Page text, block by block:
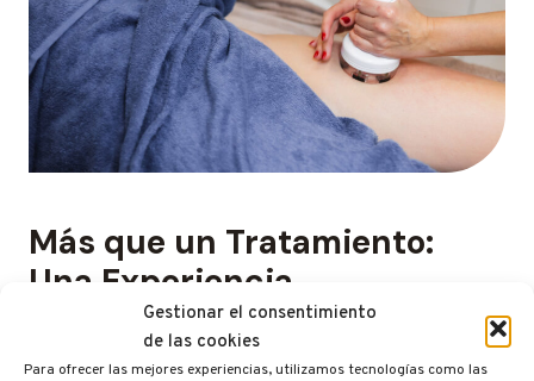
Gestionar el consentimiento
de las cookies
Para ofrecer las mejores experiencias, utilizamos tecnologías como las
Más que un Tratamiento:
Una Experiencia
Nuestro enfoque en los tratamientos corporales
trasciende lo convencional. Creemos que cada cuerpo